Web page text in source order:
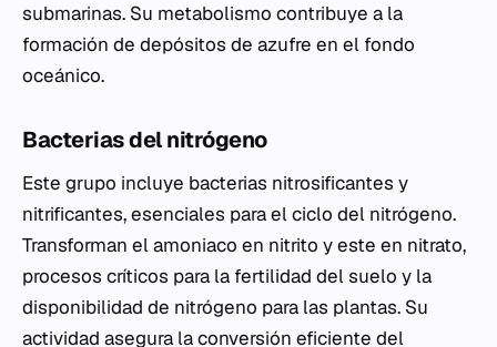
submarinas. Su metabolismo contribuye a la
formación de depósitos de azufre en el fondo
oceánico.
Bacterias del nitrógeno
Este grupo incluye bacterias nitrosificantes y
nitrificantes, esenciales para el ciclo del nitrógeno.
Transforman el amoniaco en nitrito y este en nitrato,
procesos críticos para la fertilidad del suelo y la
disponibilidad de nitrógeno para las plantas. Su
actividad asegura la conversión eficiente del